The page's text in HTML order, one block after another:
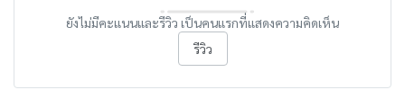
ยังไม่มีคะแนนและรีวิว เป็นคนแรกที่แสดงความคิดเห็น
รีวิว